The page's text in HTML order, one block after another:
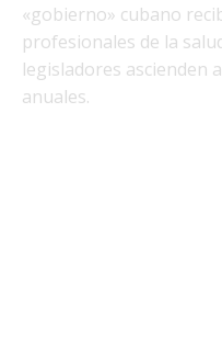
«gobierno» cubano
profesionales de la
legisladores ascienden
anuales.